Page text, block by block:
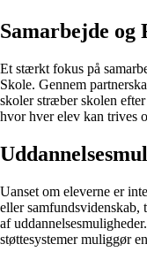
Samarbejde og
Et stærkt fokus på
Skole. Gennem
skoler stræber skolen
hvor hver elev kan trives
Uanset om eleverne er
eller samfundsvidenskab,
af
støttesystemer muliggør